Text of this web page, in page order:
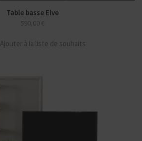
Table basse Elve
590,00 €
Ajouter à la liste de souhaits